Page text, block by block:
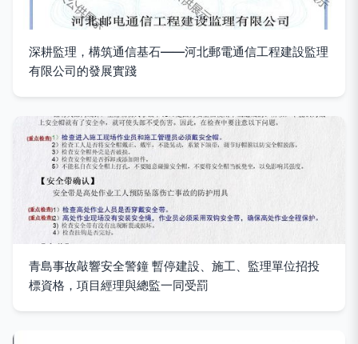
深耕監理，構筑通信基石——河北郵電通信工程建設監理
有限公司的發展實踐
青島事故敲響安全警鐘 暫停建設、施工、監理單位招投
標資格，項目經理與總監一同受罰